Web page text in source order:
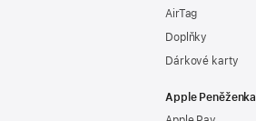
AirTag
Doplňky
Dárkové karty
Apple Peněženka